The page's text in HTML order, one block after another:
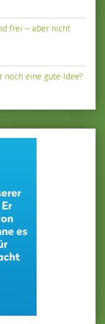
frei – aber nicht
noch eine gute Idee?